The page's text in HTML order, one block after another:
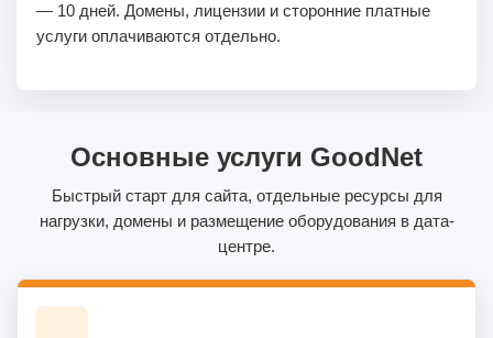
— 10 дней. Домены, лицензии и сторонние платные
услуги оплачиваются отдельно.
Основные услуги GoodNet
Быстрый старт для сайта, отдельные ресурсы для
нагрузки, домены и размещение оборудования в дата-
центре.